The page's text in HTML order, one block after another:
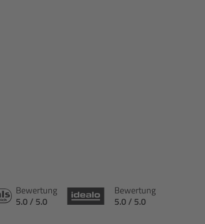
Bewertung
5.0 / 5.0
Bewertung
5.0 / 5.0